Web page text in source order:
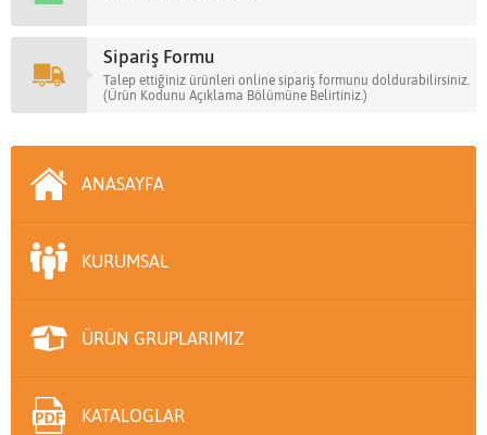
Sipariş Formu
Talep ettiğiniz ürünleri online sipariş formunu doldurabilirsiniz.
(Ürün Kodunu Açıklama Bölümüne Belirtiniz.)
ANASAYFA
KURUMSAL
ÜRÜN GRUPLARIMIZ
KATALOGLAR